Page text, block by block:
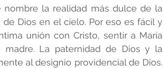
nombre la realidad más dulce de la
Dios en el cielo. Por eso es fácil y
unión con Cristo, sentir a María
La paternidad de Dios y la
al designio providencial de Dios.